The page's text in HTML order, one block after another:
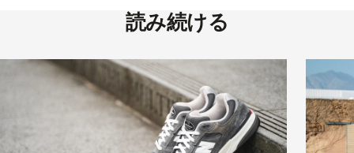
読み続ける